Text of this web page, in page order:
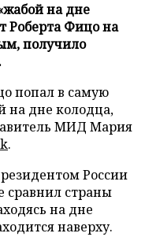
на дне
Роберта Фицо на
получило
попал в самую
на дне колодца,
МИД Мария
.
России
страны
на дне
наверху.